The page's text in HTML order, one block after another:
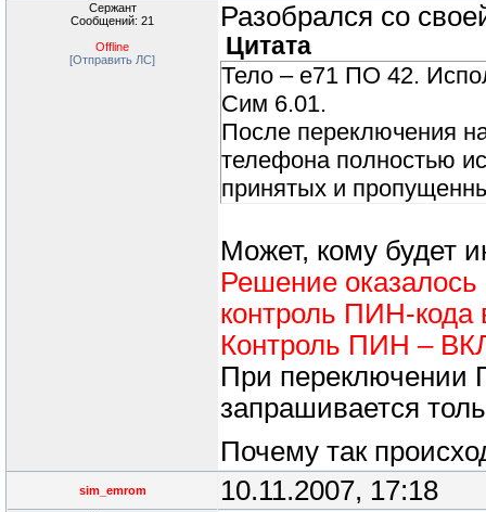
Сержант
Сообщений: 21
Offline
[Отправить ЛС]
Разобрался со
Цитата
Тело – е71 ПО 42.
Сим 6.01.
После переключения
телефона полностью
принятых и
Может, кому будет
Решение
контроль ПИН-кода
Контроль ПИН –
При переключении
запрашивается
Почему так
sim_emrom 10.11.2007, 17:18